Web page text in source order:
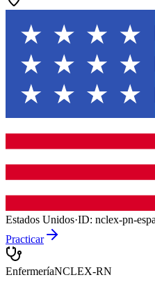
Estados Unidos·ID: nclex-pn-
Practicar
EnfermeríaNCLEX-RN